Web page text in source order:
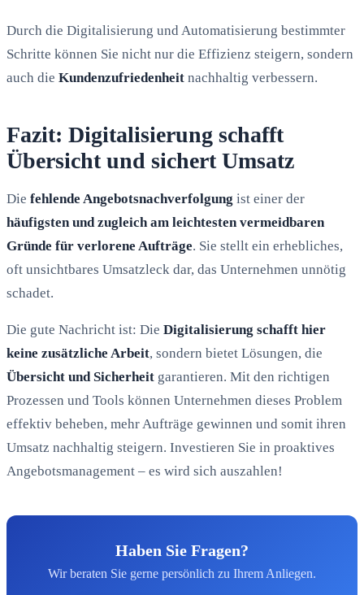
Durch die Digitalisierung und Automatisierung bestimmter
Schritte können Sie nicht nur die Effizienz steigern, sondern
auch die Kundenzufriedenheit nachhaltig verbessern.
Fazit: Digitalisierung schafft
Übersicht und sichert Umsatz
Die fehlende Angebotsnachverfolgung ist einer der
häufigsten und zugleich am leichtesten vermeidbaren
Gründe für verlorene Aufträge. Sie stellt ein erhebliches,
oft unsichtbares Umsatzleck dar, das Unternehmen unnötig
schadet.
Die gute Nachricht ist: Die Digitalisierung schafft hier
keine zusätzliche Arbeit, sondern bietet Lösungen, die
Übersicht und Sicherheit garantieren. Mit den richtigen
Prozessen und Tools können Unternehmen dieses Problem
effektiv beheben, mehr Aufträge gewinnen und somit ihren
Umsatz nachhaltig steigern. Investieren Sie in proaktives
Angebotsmanagement – es wird sich auszahlen!
Haben Sie Fragen?
Wir beraten Sie gerne persönlich zu Ihrem Anliegen.